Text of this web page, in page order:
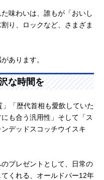
味わいは、誰もが「おいし
り、ロックなど、さまざま
あります。
な時間を
「歴代首相も愛飲していた
も合う汎用性」そして「ス
デッドスコッチウイスキ
プレゼントとして、日常の
くれる、オールドパー12年